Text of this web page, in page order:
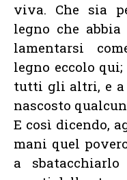
viva. Che sia
legno che
lamentarsi
legno eccolo
tutti gli altri, e a
nascosto
E così dicendo,
mani quel
a